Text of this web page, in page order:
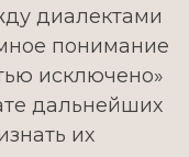
диалектами
понимание
исключено»
дальнейших
их